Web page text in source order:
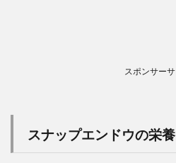
スポンサーサ
スナップエンドウの栄